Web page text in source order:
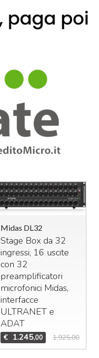
Midas DL32
Stage Box da 32
ingressi, 16 uscite
con 32
preamplificatori
microfonici Midas,
interfacce
ULTRANETe
ADAT
€ 1.245,00 1.925,00